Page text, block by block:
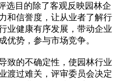
选目的除了客观反映园林企
和信誉度，让从业者了解行
业健康有序发展，带动企业
优势，参与市场竞争。
致的不确定性，使园林行业
渡过难关，评审委员会决定